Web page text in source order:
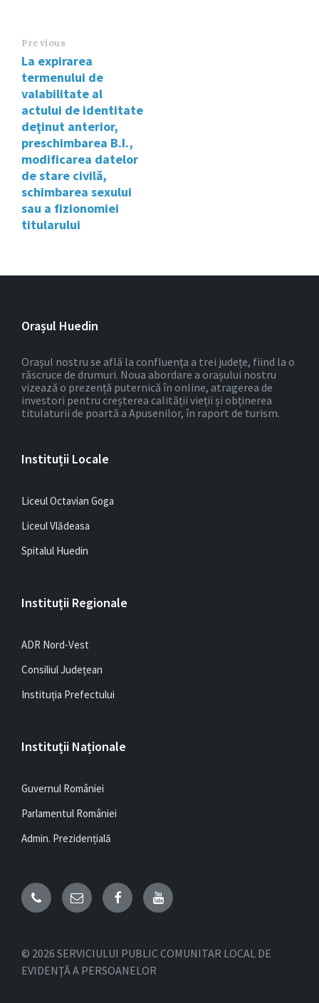
Previous
La expirarea
termenului de
valabilitate al
actului de identitate
deţinut anterior,
preschimbarea B.I.,
modificarea datelor
de stare civilă,
schimbarea sexului
sau a fizionomiei
titularului
Orașul Huedin
Orașul nostru se află la confluența a trei județe, fiind la o
răscruce de drumuri. Noua abordare a orașului nostru
vizează o prezență puternică în online, atragerea de
investori pentru creșterea calității vieții și obținerea
titulaturii de poartă a Apusenilor, în raport de turism.
Instituții Locale
Liceul Octavian Goga
Liceul Vlădeasa
Spitalul Huedin
Instituții Regionale
ADR Nord-Vest
Consiliul Județean
Instituția Prefectului
Instituții Naționale
Guvernul României
Parlamentul României
Admin. Prezidențială
Email FacebookYouTube
© 2026 SERVICIULUI PUBLIC COMUNITAR LOCAL DE
EVIDENŢĂ A PERSOANELOR